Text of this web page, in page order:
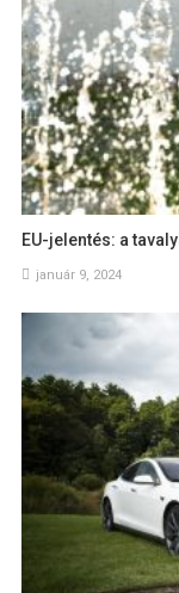
EU-jelentés: a
január 9, 2024